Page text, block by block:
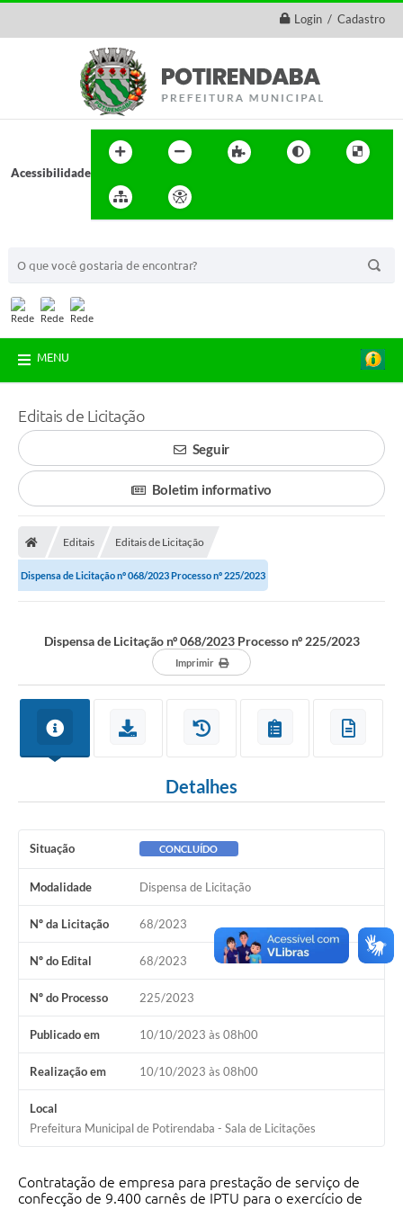
Login / Cadastro
Acessibilidade
MENU
Editais de Licitação
Seguir
Boletim informativo
Editais Editais de Licitação
Dispensa de Licitação nº 068/2023 Processo nº 225/2023
Dispensa de Licitação nº 068/2023 Processo nº 225/2023
Imprimir
Detalhes
Situação CONCLUÍDO
Modalidade Dispensa de Licitação
Nº da Licitação 68/2023
Nº do Edital 68/2023
Nº do Processo 225/2023
Publicado em 10/10/2023 às 08h00
Realização em 10/10/2023 às 08h00
Local
Prefeitura Municipal de Potirendaba - Sala de Licitações
Contratação de empresa para prestação de serviço de
confecção de 9.400 carnês de IPTU para o exercício de